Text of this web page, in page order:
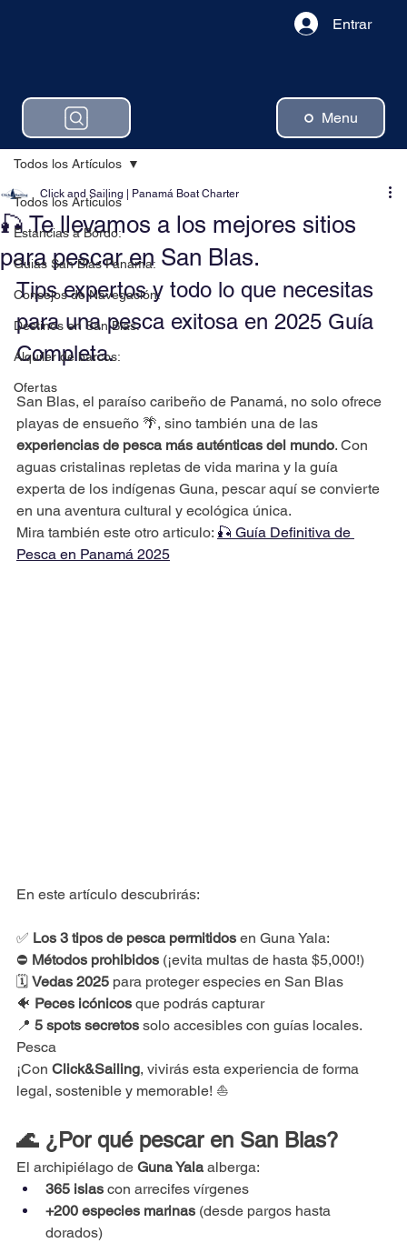
Menu
Entrar
Todos los Artículos
Estancias a Bordo:
Guias San Blas Panama:
Consejos de Navegación:
Destinos en San Blas:
Alquiler de barcos:
Ofertas
Todos los Artículos
🎣 Te llevamos a los mejores sitios
para pescar en San Blas.
Click and Sailing | Panamá Boat Charter
Tips expertos y todo lo que necesitas
para una pesca exitosa en 2025 Guía
Completa.
San Blas, el paraíso caribeño de Panamá, no solo ofrece
playas de ensueño 🌴, sino también una de las
experiencias de pesca más auténticas del mundo. Con
aguas cristalinas repletas de vida marina y la guía
experta de los indígenas Guna, pescar aquí se convierte
en una aventura cultural y ecológica única.
Mira también este otro articulo: 🎣 Guía Definitiva de
Pesca en Panamá 2025
En este artículo descubrirás:
✅ Los 3 tipos de pesca permitidos en Guna Yala:
⛔ Métodos prohibidos (¡evita multas de hasta $5,000!)
🗓️ Vedas 2025 para proteger especies en San Blas
🐠 Peces icónicos que podrás capturar
📍 5 spots secretos solo accesibles con guías locales.
Pesca
¡Con Click&Sailing, vivirás esta experiencia de forma
legal, sostenible y memorable! ⛵
🌊 ¿Por qué pescar en San Blas?
El archipiélago de Guna Yala alberga:
365 islas con arrecifes vírgenes
+200 especies marinas (desde pargos hasta
dorados)